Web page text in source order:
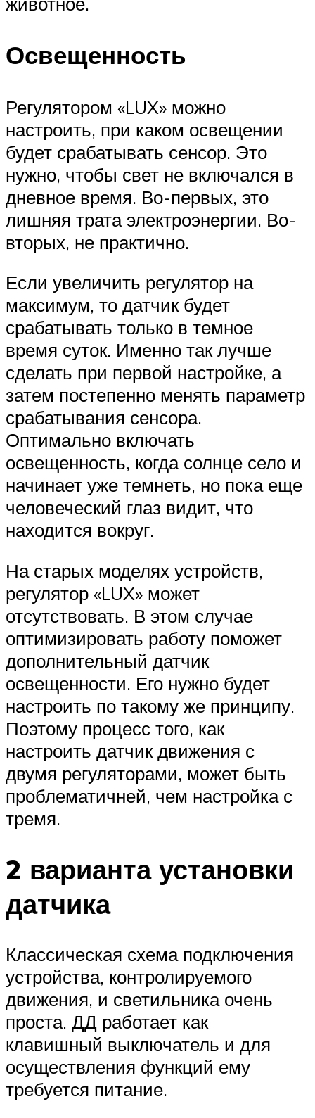
Освещенность
Регулятором «LUX» можно
настроить, при каком освещении
будет срабатывать сенсор. Это
нужно, чтобы свет не включался в
дневное время. Во-первых, это
лишняя трата электроэнергии. Во-
вторых, не практично.
Если увеличить регулятор на
максимум, то датчик будет
срабатывать только в темное
время суток. Именно так лучше
сделать при первой настройке, а
затем постепенно менять параметр
срабатывания сенсора.
Оптимально включать
освещенность, когда солнце село и
начинает уже темнеть, но пока еще
человеческий глаз видит, что
находится вокруг.
На старых моделях устройств,
регулятор «LUX» может
отсутствовать. В этом случае
оптимизировать работу поможет
дополнительный датчик
освещенности. Его нужно будет
настроить по такому же принципу.
Поэтому процесс того, как
настроить датчик движения с
двумя регуляторами, может быть
проблематичней, чем настройка с
тремя.
2 варианта установки
датчика
Классическая схема подключения
устройства, контролируемого
движения, и светильника очень
проста. ДД работает как
клавишный выключатель и для
осуществления функций ему
требуется питание.